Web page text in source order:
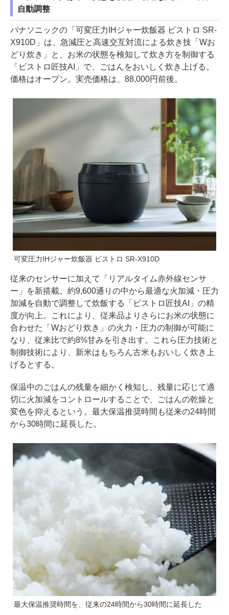
自動調整
パナソニックの「可変圧力IHジャー炊飯器 ビストロ SR-
X910D」は、急減圧と高速交互対流による炊き技「Wお
どり炊き」と、お米の状態を検知して炊き方を制御する
「ビストロ匠技AI」で、ごはんをおいしく炊き上げる。
価格はオープン。実売価格は、88,000円前後。
可変圧力IHジャー炊飯器 ビストロ SR-X910D
従来のセンサーに加えて「リアルタイム赤外線センサ
ー」を新搭載。約9,600通りの中から最適な火加減・圧力
加減を自動で調整して炊飯する「ビストロ匠技AI」の精
度が向上。これにより、従来品よりさらにお米の状態に
合わせた「Wおどり炊き」の火力・圧力の制御が可能に
なり、従来比で約8%甘みを引き出す。これら圧力技術と
制御技術により、新米はもちろん古米もおいしく炊き上
げるとする。
保温中のごはんの残量を細かく検知し、残量に応じて適
切に火加減をコントロールすることで、ごはんの乾燥と
変色を抑えるという。最大保温推奨時間も従来の24時間
から30時間に延長した。
最大保温推奨時間を、従来の24時間から30時間に延長した